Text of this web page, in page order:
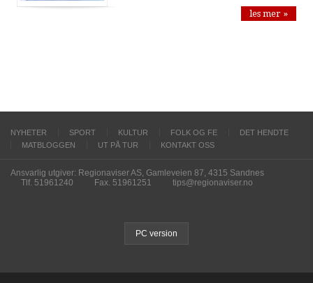
les mer »
NYHETER SPORT KULTUR FOLK OG FE
DET HENDTE
MATBLOGGEN
UT PÅ TUR KONTAKT OSS
Ansvarlig utgiver: Regionaviser AS, Gamleveien 87, 4315 Sandnes
Tlf. 51961240
Fax. 51961251 tips@regionaviser.no
PC version